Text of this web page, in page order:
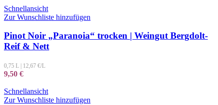
Schnellansicht
Zur Wunschliste hinzufügen
Pinot Noir „Paranoia“ trocken | Weingut Bergdolt-
Reif & Nett
0,75 L 12,67 €/L
9,50 €
Schnellansicht
Zur Wunschliste hinzufügen